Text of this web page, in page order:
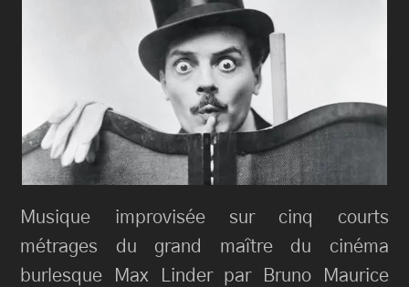
Musique improvisée sur cinq courts
métrages du grand maître du cinéma
burlesque Max Linder par Bruno Maurice